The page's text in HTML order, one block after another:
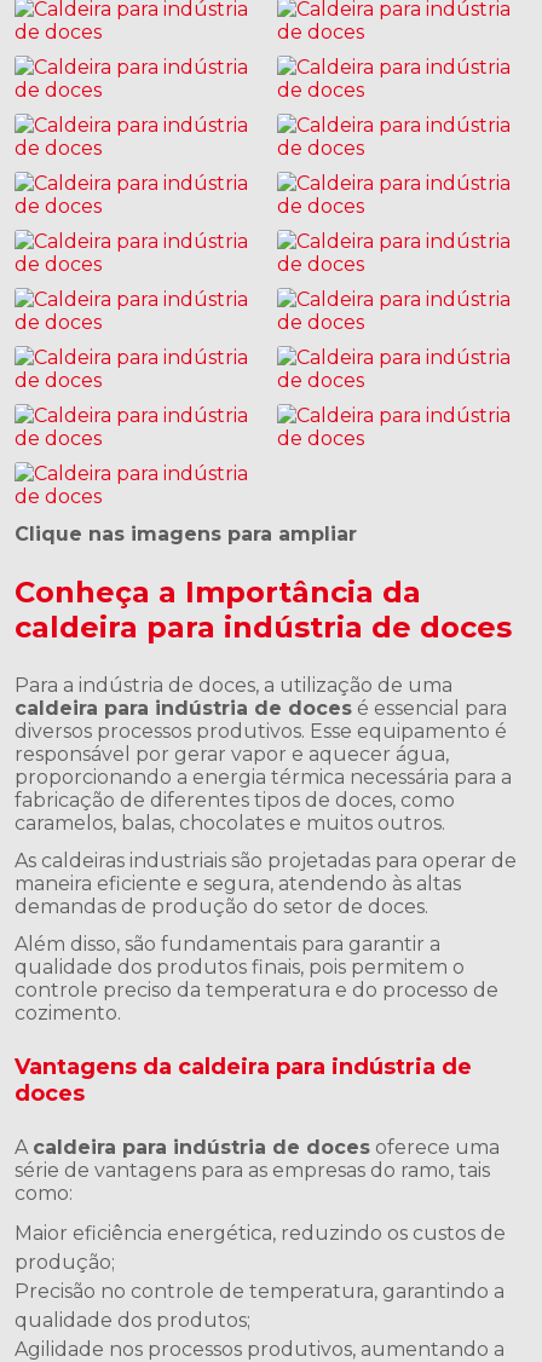
Clique nas imagens para ampliar
Conheça a Importância da
caldeira para indústria de doces
Para a indústria de doces, a utilização de uma
caldeira para indústria de doces é essencial para
diversos processos produtivos. Esse equipamento é
responsável por gerar vapor e aquecer água,
proporcionando a energia térmica necessária para a
fabricação de diferentes tipos de doces, como
caramelos, balas, chocolates e muitos outros.
As caldeiras industriais são projetadas para operar de
maneira eficiente e segura, atendendo às altas
demandas de produção do setor de doces.
Além disso, são fundamentais para garantir a
qualidade dos produtos finais, pois permitem o
controle preciso da temperatura e do processo de
cozimento.
Vantagens da caldeira para indústria de
doces
A caldeira para indústria de doces oferece uma
série de vantagens para as empresas do ramo, tais
como:
Maior eficiência energética, reduzindo os custos de
produção;
Precisão no controle de temperatura, garantindo a
qualidade dos produtos;
Agilidade nos processos produtivos, aumentando a